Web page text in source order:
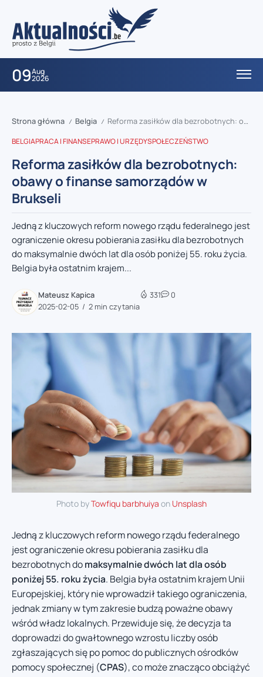
09Aug
2026
Strona główna / Belgia / Reforma zasiłków dla bezrobotnych: obawy o finanse samorządów w Brukseli
BELGIAPRACA I FINANSEPRAWO I URZĘDYSPOŁECZEŃSTWO
Reforma zasiłków dla bezrobotnych:
obawy o finanse samorządów w
Brukseli
Jedną z kluczowych reform nowego rządu federalnego jest
ograniczenie okresu pobierania zasiłku dla bezrobotnych
do maksymalnie dwóch lat dla osób poniżej 55. roku życia.
Belgia była ostatnim krajem...
Mateusz Kapica
2025-02-05
2 min czytania
331 0
Photo byTowfiqu barbhuiya on Unsplash
Jedną z kluczowych reform nowego rządu federalnego
jest ograniczenie okresu pobierania zasiłku dla
bezrobotnych domaksymalnie dwóch lat dla osób
poniżej 55. roku życia. Belgia była ostatnim krajem Unii
Europejskiej, który nie wprowadził takiego ograniczenia,
jednak zmiany w tym zakresie budzą poważne obawy
wśród władz lokalnych. Przewiduje się, że decyzja ta
doprowadzi do gwałtownego wzrostu liczby osób
zgłaszających się po pomoc do publicznych ośrodków
pomocy społecznej (CPAS), co może znacząco obciążyć